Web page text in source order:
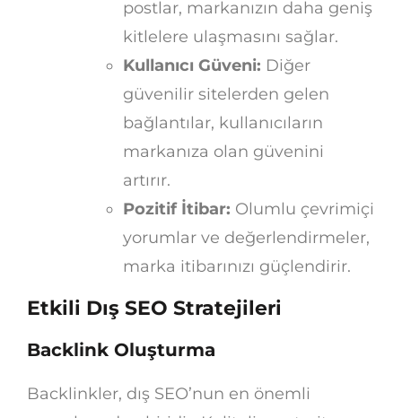
postlar, markanızın daha geniş
kitlelere ulaşmasını sağlar.
Kullanıcı Güveni: Diğer
güvenilir sitelerden gelen
bağlantılar, kullanıcıların
markanıza olan güvenini
artırır.
Pozitif İtibar: Olumlu çevrimiçi
yorumlar ve değerlendirmeler,
marka itibarınızı güçlendirir.
Etkili Dış SEO Stratejileri
Backlink Oluşturma
Backlinkler, dış SEO’nun en önemli